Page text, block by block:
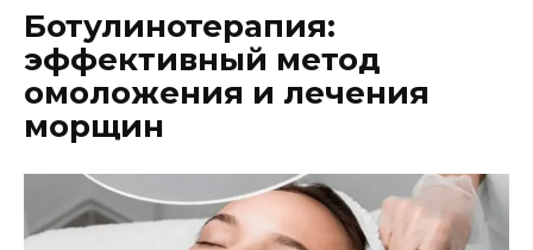
Ботулинотерапия:
эффективный метод
омоложения и лечения
морщин